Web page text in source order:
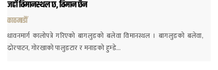
जहाँ विमानस्थल छ, विमान छैन
काठमाडौं
धावनमार्ग कालोपत्रे गरिएको बागलुङको बलेवा विमानस्थल । बागलुङको बलेवा,
ढोरपाटन, गोरखाको पालुङटार र मनाङको हुम्डे…